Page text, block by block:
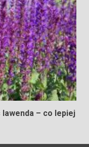
lawenda – co lepiej